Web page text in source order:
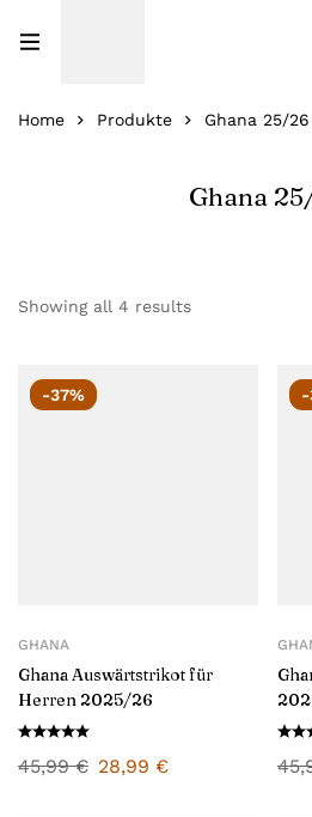
Home Produkte Ghana 25/26
Ghana
Showing all 4 results
-37%
GHANA
Ghana Auswärtstrikot für
Herren 2025/26
45,99€ 28,99 €
-